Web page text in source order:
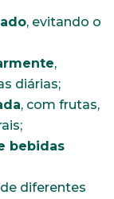
, evitando o
,
diárias;
, com frutas,
bebidas
diferentes